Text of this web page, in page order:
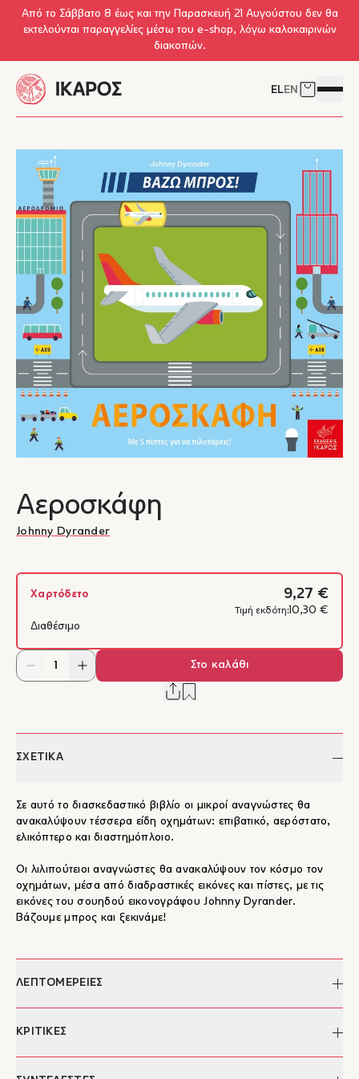
Skip to main content
Από το Σάββατο 8 έως και την Παρασκευή 21 Αυγούστου δεν θα
εκτελούνται παραγγελίες μέσω του e-shop, λόγω καλοκαιρινών
διακοπών.
ELEN Δείτε το
Αεροσκάφη
Johnny Dyrander
Χαρτόδετο 9,27 €
Τιμή εκδότη: 10,30 €
Διαθέσιμο
Στο καλάθι
ΣΧΕΤΙΚΑ
Σε αυτό το διασκεδαστικό βιβλίο οι μικροί αναγνώστες θα
ανακαλύψουν τέσσερα είδη οχημάτων: επιβατικό, αερόστατο,
ελικόπτερο και διαστημόπλοιο.
Oι λιλιπούτειοι αναγνώστες θα ανακαλύψουν τον κόσμο τον
οχημάτων, μέσα από διαδραστικές εικόνες και πίστες, με τις
εικόνες του σουηδού εικονογράφου Johnny Dyrander.
Βάζουμε μπρος και ξεκινάμε!
ΛΕΠΤΟΜΕΡΕΙΕΣ
Συγγραφέας:
ΚΡΙΤΙΚΕΣ